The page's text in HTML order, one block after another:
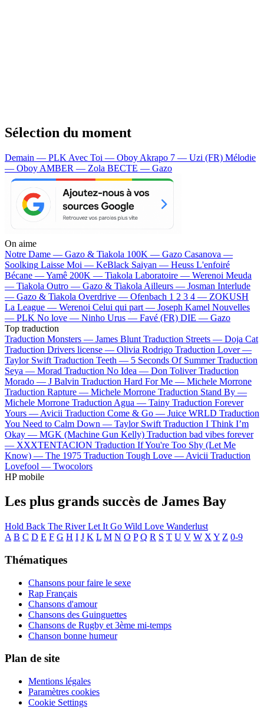
Sélection du moment
Demain — PLK Avec Toi — Oboy Akrapo 7 — Uzi (FR) Mélodie
— Oboy AMBER — Zola BECTE — Gazo
On aime
Notre Dame — Gazo & Tiakola 100K — Gazo Casanova —
Soolking Laisse Moi — KeBlack Saiyan — Heuss L'enfoiré
Bécane —Yamê 200K — Tiakola Laboratoire — Werenoi Meuda
— Tiakola Outro — Gazo & Tiakola Ailleurs — Josman Interlude
— Gazo & Tiakola Overdrive — Ofenbach 1 2 3 4 — ZOKUSH
La League — Werenoi Celui qui part — Joseph Kamel Nouvelles
— PLK No love — Ninho Urus — Favé (FR) DIE — Gazo
Top traduction
Traduction Monsters — James Blunt Traduction Streets — Doja Cat
Traduction Drivers license — Olivia Rodrigo Traduction Lover —
Taylor Swift Traduction Teeth — 5 Seconds Of Summer Traduction
Seya — Morad Traduction No Idea — Don Toliver Traduction
Morado — J Balvin Traduction Hard For Me — Michele Morrone
Traduction Rapture — Michele Morrone Traduction Stand By —
Michele Morrone Traduction Agua — Tainy Traduction Forever
Yours — Avicii Traduction Come & Go — Juice WRLD Traduction
You Need to Calm Down — Taylor Swift Traduction I Think I’m
Okay — MGK (Machine Gun Kelly) Traduction bad vibes forever
— XXXTENTACION Traduction If You're Too Shy (Let Me
Know) — The 1975 Traduction Tough Love — Avicii Traduction
Lovefool — Twocolors
HP mobile
Les plus grands succès de James Bay
Hold Back The RiverLet It Go Wild Love Wanderlust
A B C D E F G H I J K L M N O P Q R S T U V W X Y Z 0-9
Thématiques
Chansons pour faire le sexe
Rap Français
Chansons d'amour
Chansons des Guinguettes
Chansons de Rugby et 3ème mi-temps
Chanson bonne humeur
Plan de site
Mentions légales
Paramètres cookies
Cookie Settings